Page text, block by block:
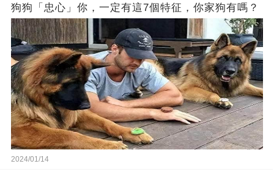
狗狗「忠心」你，一定有這7個特征，你家狗有嗎？
2024/01/14